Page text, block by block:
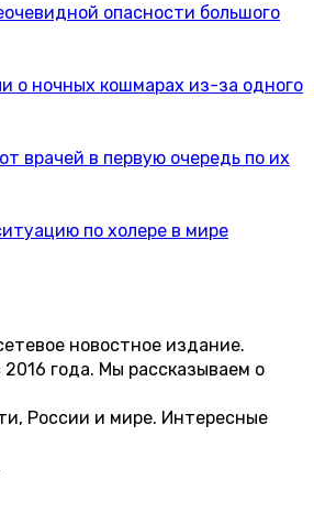
опасности большого
о ночных кошмарах из-за одного
врачей в первую очередь по их
по холере в мире
новостное издание.
года. Мы рассказываем о
России и мире. Интересные